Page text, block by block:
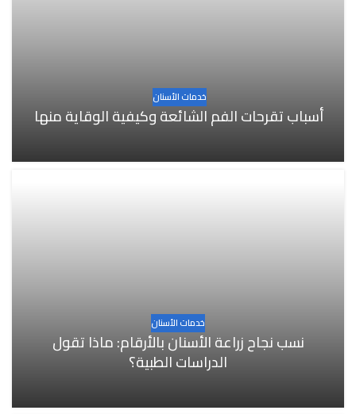
خدمات الأسنان
أسباب تقرحات الفم الشائعة وكيفية الوقاية منها
خدمات الأسنان
نسب نجاح زراعة الأسنان بالأرقام: ماذا تقول
الدراسات الطبية؟